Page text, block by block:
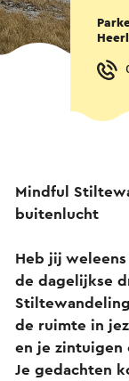
Mindful
buitenlucht
Heb jij
de dagelijkse
de ruimte in
en je zintuigen
Je gedachten